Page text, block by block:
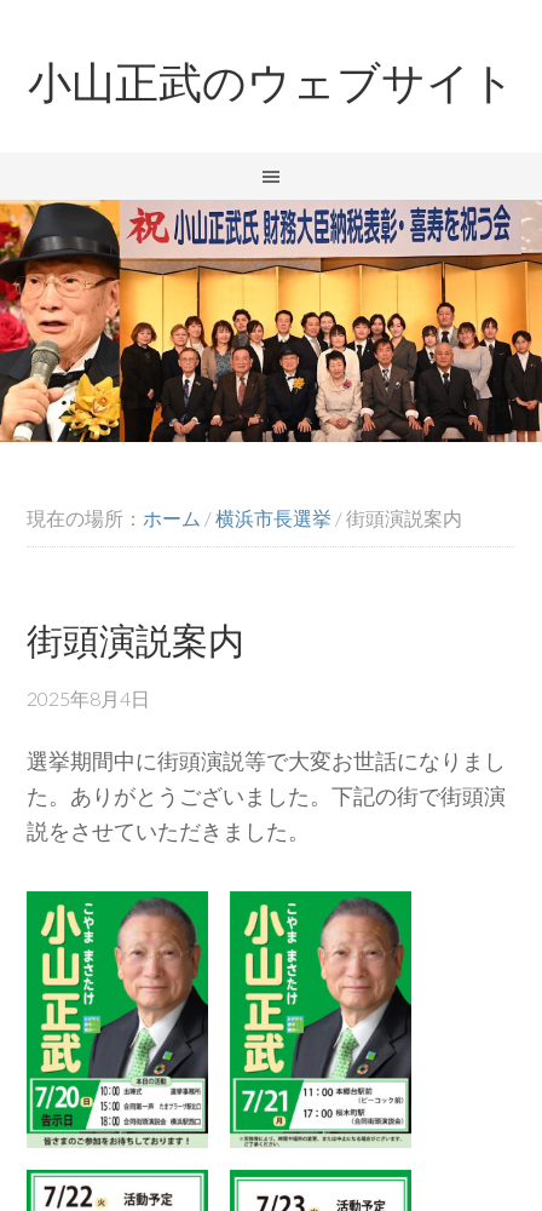
小山正武のウェブサイト
現在の場所： ホーム /横浜市長選挙 /街頭演説案内
街頭演説案内
2025年8月4日
選挙期間中に街頭演説等で大変お世話になりまし
た。ありがとうございました。下記の街で街頭演
説をさせていただきました。